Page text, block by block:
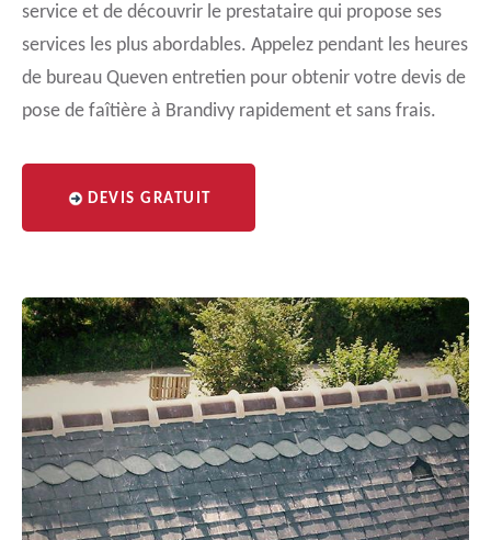
service et de découvrir le prestataire qui propose ses
services les plus abordables. Appelez pendant les heures
de bureau Queven entretien pour obtenir votre devis de
pose de faîtière à Brandivy rapidement et sans frais.
DEVIS GRATUIT